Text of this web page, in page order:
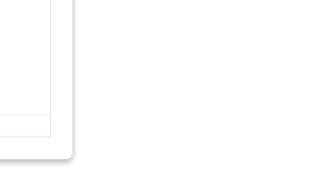
마감
6296.38 마감
마감
달 충돌 흔적 포착